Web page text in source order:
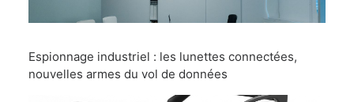
Espionnage industriel : les lunettes connectées,
nouvelles armes du vol de données